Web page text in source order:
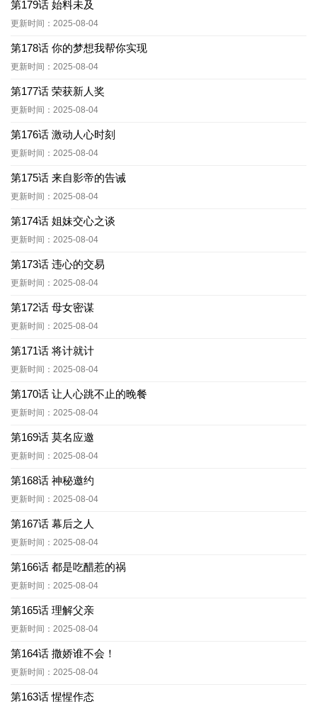
第179话 始料未及
更新时间：2025-08-04
第178话 你的梦想我帮你实现
更新时间：2025-08-04
第177话 荣获新人奖
更新时间：2025-08-04
第176话 激动人心时刻
更新时间：2025-08-04
第175话 来自影帝的告诫
更新时间：2025-08-04
第174话 姐妹交心之谈
更新时间：2025-08-04
第173话 违心的交易
更新时间：2025-08-04
第172话 母女密谋
更新时间：2025-08-04
第171话 将计就计
更新时间：2025-08-04
第170话 让人心跳不止的晚餐
更新时间：2025-08-04
第169话 莫名应邀
更新时间：2025-08-04
第168话 神秘邀约
更新时间：2025-08-04
第167话 幕后之人
更新时间：2025-08-04
第166话 都是吃醋惹的祸
更新时间：2025-08-04
第165话 理解父亲
更新时间：2025-08-04
第164话 撒娇谁不会！
更新时间：2025-08-04
第163话 惺惺作态